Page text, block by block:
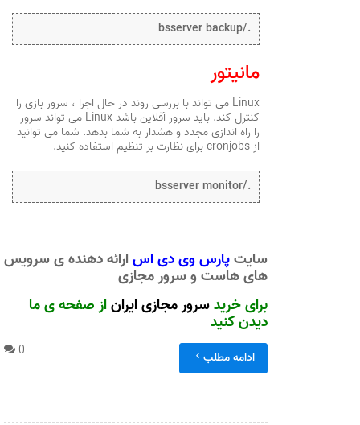
./bsserver backup
مانیتور
Linux می تواند با بررسی روند در حال اجرا ، سرور بازی را
کنترل کند. باید سرور آفلاین باشد Linux می تواند سرور
را راه اندازی مجدد و هشدار به شما بدهد. شما می توانید
از cronjobs برای نظارت بر تنظیم استفاده کنید.
./bsserver monitor
سایتپارس وی دی اس ارائه دهنده ی سرویس
های هاست و سرور مجازی
برای خریدسرور مجازی ایراناز صفحه ی ما
دیدن کنید
0 ادامه مطلب